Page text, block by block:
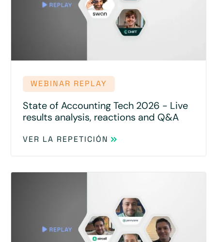
WEBINAR REPLAY
State of Accounting Tech 2026 - Live
results analysis, reactions and Q&A
VER LA REPETICIÓN